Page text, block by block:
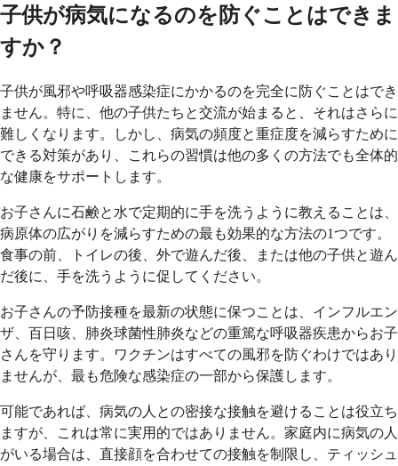
子供が病気になるのを防ぐことはできま
すか？
子供が風邪や呼吸器感染症にかかるのを完全に防ぐことはでき
ません。特に、他の子供たちと交流が始まると、それはさらに
難しくなります。しかし、病気の頻度と重症度を減らすために
できる対策があり、これらの習慣は他の多くの方法でも全体的
な健康をサポートします。
お子さんに石鹸と水で定期的に手を洗うように教えることは、
病原体の広がりを減らすための最も効果的な方法の1つです。
食事の前、トイレの後、外で遊んだ後、または他の子供と遊ん
だ後に、手を洗うように促してください。
お子さんの予防接種を最新の状態に保つことは、インフルエン
ザ、百日咳、肺炎球菌性肺炎などの重篤な呼吸器疾患からお子
さんを守ります。ワクチンはすべての風邪を防ぐわけではあり
ませんが、最も危険な感染症の一部から保護します。
可能であれば、病気の人との密接な接触を避けることは役立ち
ますが、これは常に実用的ではありません。家庭内に病気の人
がいる場合は、直接顔を合わせての接触を制限し、ティッシュ